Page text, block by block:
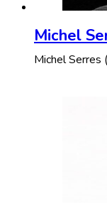
Michel
Michel